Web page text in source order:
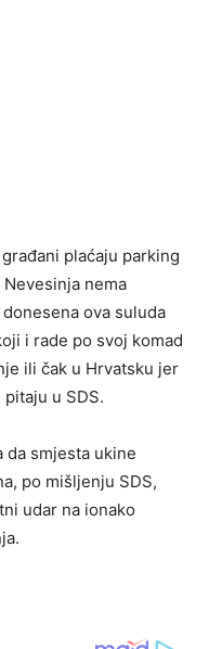
plaćaju parking
nema
ova suluda
i rade po svoj komad
ili čak u Hrvatsku jer
u SDS.
da smjesta ukine
po mišljenju SDS,
udar na ionako